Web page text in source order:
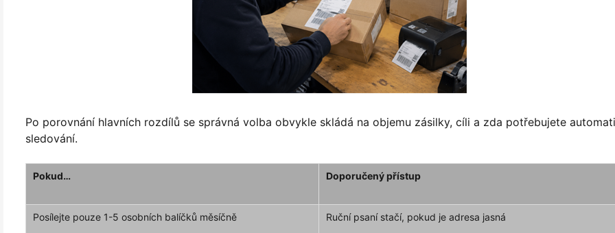
Po porovnání hlavních rozdílů se správná volba obvykle skládá na objemu zásilky, cíli a zda potřebujete
sledování.
Pokud… Doporučený přístup
Posílejte pouze 1-5 osobních balíčků měsíčně Ruční psaní stačí, pokud je adresa jasná